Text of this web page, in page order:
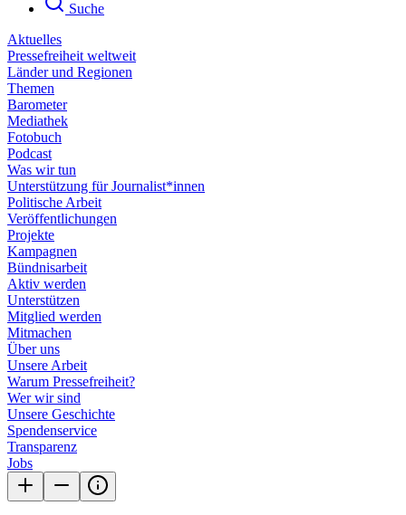
Suche
Aktuelles
Pressefreiheit weltweit
Länder und Regionen
Themen
Barometer
Mediathek
Fotobuch
Podcast
Was wir tun
Unterstützung für Journalist*innen
Politische Arbeit
Veröffentlichungen
Projekte
Kampagnen
Bündnisarbeit
Aktiv werden
Unterstützen
Mitglied werden
Mitmachen
Über uns
Unsere Arbeit
Warum Pressefreiheit?
Wer wir sind
Unsere Geschichte
Spendenservice
Transparenz
Jobs